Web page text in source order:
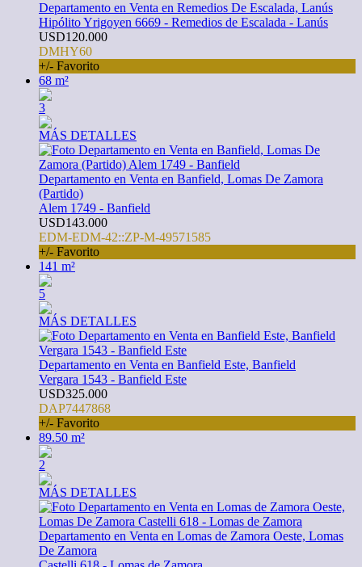
Departamento en Venta en Remedios De Escalada, Lanús
Hipólito Yrigoyen 6669 - Remedios de Escalada - Lanús
USD120.000
DMHY60
+/- Favorito
68 m²
3
MÁS DETALLES
Departamento en Venta en Banfield, Lomas De Zamora
(Partido)
Alem 1749 - Banfield
USD143.000
EDM-EDM-42::ZP-M-49571585
+/- Favorito
141 m²
5
MÁS DETALLES
Departamento en Venta en Banfield Este, Banfield
Vergara 1543 - Banfield Este
USD325.000
DAP7447868
+/- Favorito
89.50 m²
2
MÁS DETALLES
Departamento en Venta en Lomas de Zamora Oeste, Lomas
De Zamora